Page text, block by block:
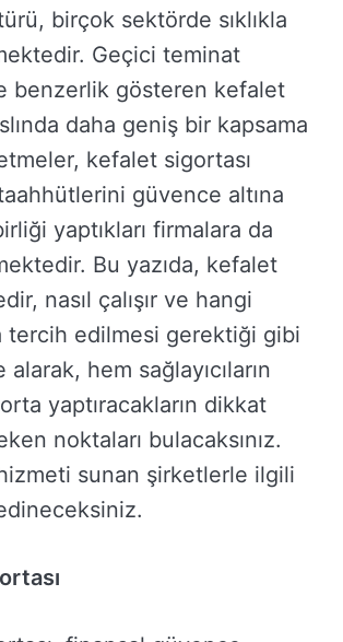
birçok sektörde sıklıkla
Geçici teminat
benzerlik gösteren kefalet
daha geniş bir kapsama
kefalet sigortası
güvence altına
yaptıkları firmalara da
Bu yazıda, kefalet
nasıl çalışır ve hangi
tercih edilmesi gerektiği gibi
alarak, hem sağlayıcıların
yaptıracakların dikkat
noktaları bulacaksınız.
sunan şirketlerle ilgili